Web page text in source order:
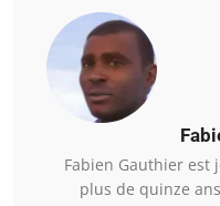
Fabien Gauthier est
plus de quinze